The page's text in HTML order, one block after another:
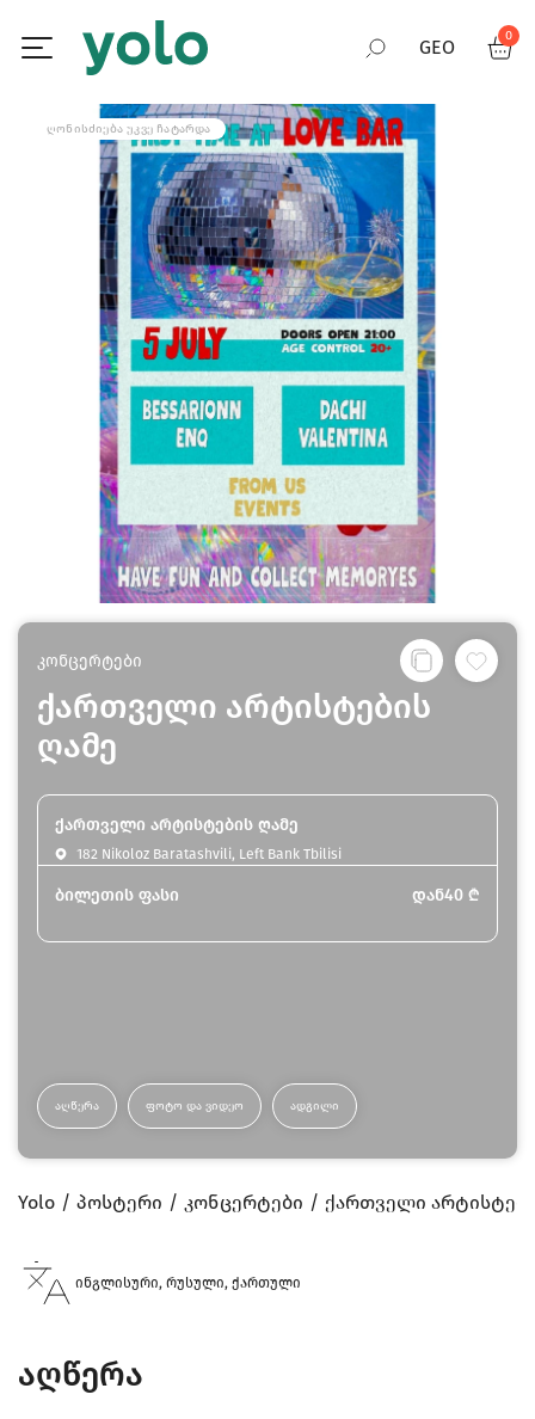
GEO
RUS
ENG
0
ᲦᲝᲜᲘᲡᲫᲘᲔᲑᲐ ᲣᲙᲕᲔ ᲩᲐᲢᲐᲠᲓᲐ
კონცერტები
ქართველი არტისტების
ღამე
ქართველი არტისტების ღამე
182 Nikoloz Baratashvili, Left Bank Tbilisi
ბილეთის ფასი დან40 ₾
ᲐᲦᲬᲔᲠᲐ ᲤᲝᲢᲝ ᲓᲐ ᲕᲘᲓᲔᲝ ᲐᲓᲒᲘᲚᲘ
Yolo პოსტერი კონცერტები ქართველი
ინგლისური, რუსული, ქართული
აღწერა